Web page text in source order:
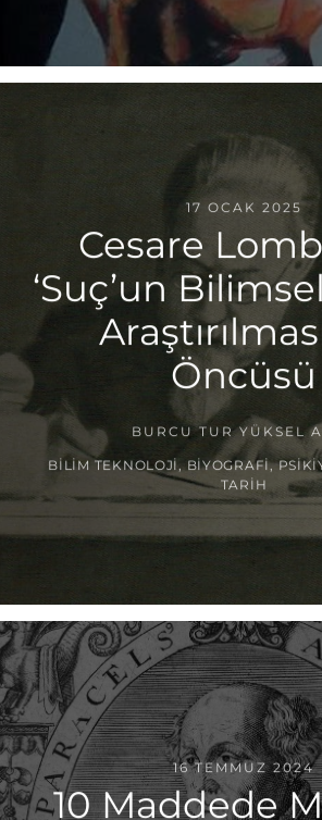
17 OCAK 2025
Cesare
‘Suç’un
Öncüsü
BURCU TUR YÜKSEL
BILIM TEKNOLOJI , BIYOGRAFI,
TARIH
16 TEMMUZ 2024
10 Maddede